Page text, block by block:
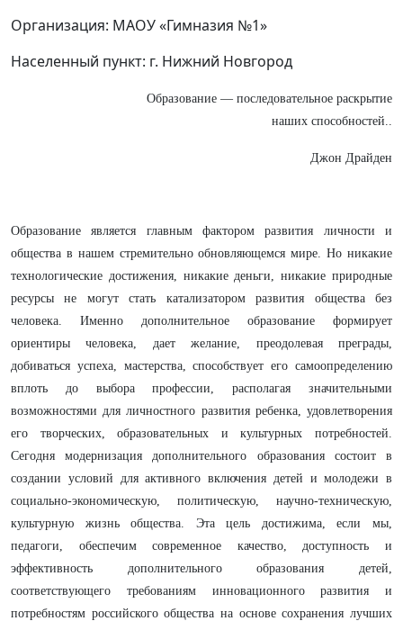
Организация: МАОУ «Гимназия №1»
Населенный пункт: г. Нижний Новгород
Образование — последовательное раскрытие
наших способностей..
Джон Драйден
Образование является главным фактором развития личности и
общества в нашем стремительно обновляющемся мире. Но никакие
технологические достижения, никакие деньги, никакие природные
ресурсы не могут стать катализатором развития общества без
человека. Именно дополнительное образование формирует
ориентиры человека, дает желание, преодолевая преграды,
добиваться успеха, мастерства, способствует его самоопределению
вплоть до выбора профессии, располагая значительными
возможностями для личностного развития ребенка, удовлетворения
его творческих, образовательных и культурных потребностей.
Сегодня модернизация дополнительного образования состоит в
создании условий для активного включения детей и молодежи в
социально-экономическую, политическую, научно-техническую,
культурную жизнь общества. Эта цель достижима, если мы,
педагоги, обеспечим современное качество, доступность и
эффективность дополнительного образования детей,
соответствующего требованиям инновационного развития и
потребностям российского общества на основе сохранения лучших